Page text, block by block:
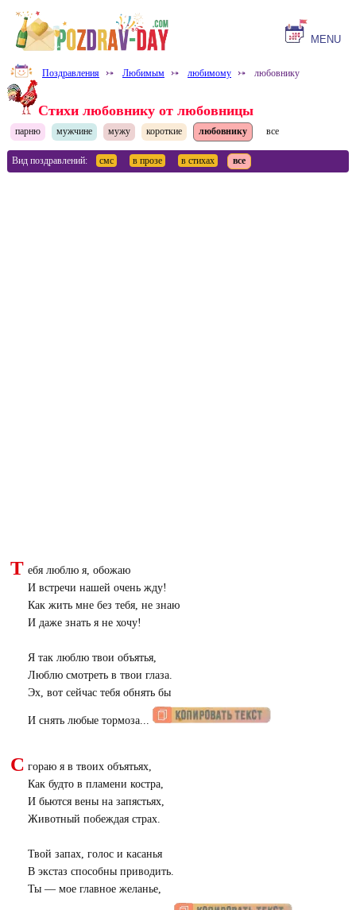
MENU
Поздравления ⤐ Любимым ⤐ любимому ⤐ любовнику
Стихи любовнику от любовницы
парню мужчине мужу короткие любовнику все
Вид поздравлений: смс в прозе в стихах все
Т ебя люблю я, обожаю
И встречи нашей очень жду!
Как жить мне без тебя, не знаю
И даже знать я не хочу!
Я так люблю твои объятья,
Люблю смотреть в твои глаза.
Эх, вот сейчас тебя обнять бы
И снять любые тормоза...
С гораю я в твоих объятьях,
Как будто в пламени костра,
И бьются вены на запястьях,
Животный побеждая страх.
Твой запах, голос и касанья
В экстаз способны приводить.
Ты — мое главное желанье,